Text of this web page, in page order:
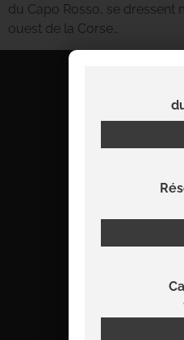
du Capo Rosso, se
ouest de la Corse…
info@viamare-